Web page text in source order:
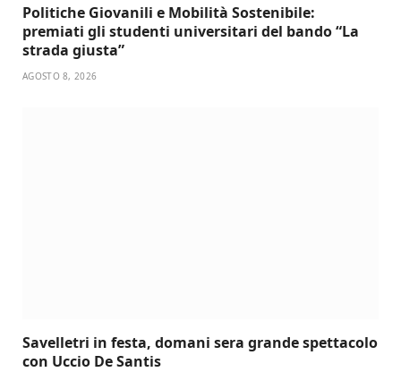
Politiche Giovanili e Mobilità Sostenibile:
premiati gli studenti universitari del bando “La
strada giusta”
AGOSTO 8, 2026
Savelletri in festa, domani sera grande spettacolo
con Uccio De Santis